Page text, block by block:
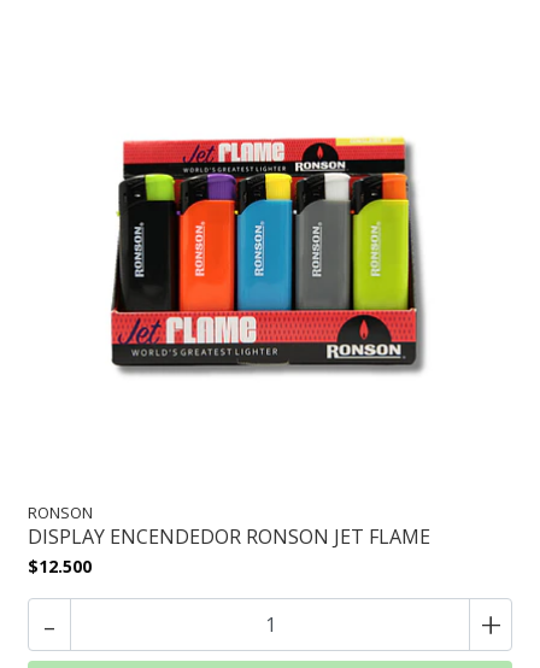
RONSON
DISPLAY ENCENDEDOR RONSON JET FLAME
$12.500
- +